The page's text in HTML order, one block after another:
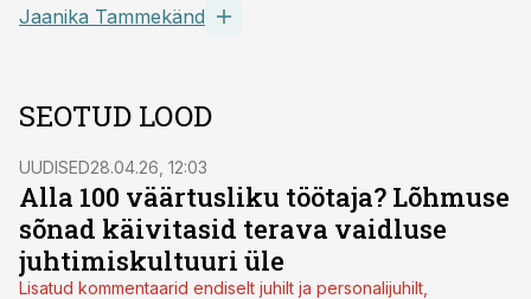
Jaanika Tammekänd
SEOTUD LOOD
UUDISED28.04.26, 12:03
Alla 100 väärtusliku töötaja? Lõhmuse
sõnad käivitasid terava vaidluse
juhtimiskultuuri üle
Lisatud kommentaarid endiselt juhilt ja personalijuhilt,